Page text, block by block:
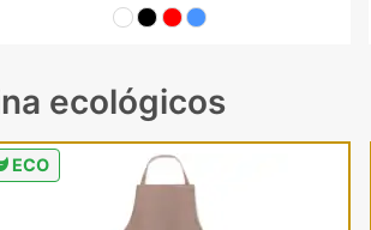
ecológicos
ECO